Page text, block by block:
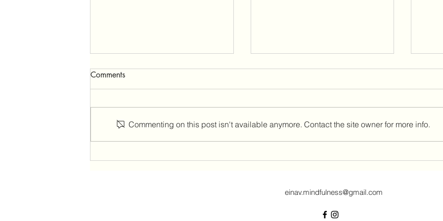
Comments
Commenting on this post isn't available anymore. Contact the site owner for more info.
einav.mindfulness@gmail.com